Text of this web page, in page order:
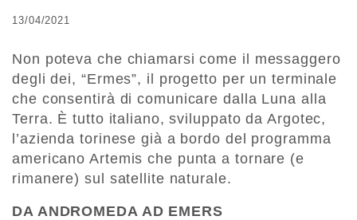
13/04/2021
Non poteva che chiamarsi come il messaggero
degli dei, “Ermes”, il progetto per un terminale
che consentirà di comunicare dalla Luna alla
Terra. È tutto italiano, sviluppato da Argotec,
l’azienda torinese già a bordo del programma
americano Artemis che punta a tornare (e
rimanere) sul satellite naturale.
DA ANDROMEDA AD EMERS